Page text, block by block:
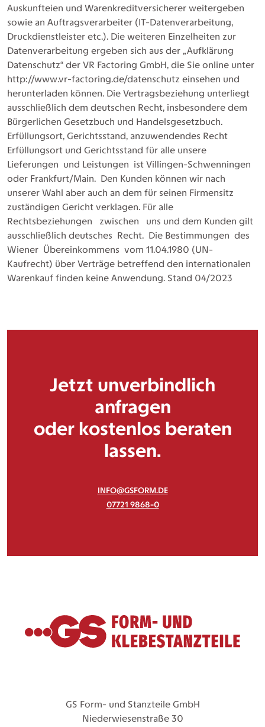
Auskunfteien und Warenkreditversicherer weitergeben
sowie an Auftragsverarbeiter (IT-Datenverarbeitung,
Druckdienstleister etc.). Die weiteren Einzelheiten zur
Datenverarbeitung ergeben sich aus der „Aufklärung
Datenschutz“ der VR Factoring GmbH, die Sie online unter
http://www.vr-factoring.de/datenschutz einsehen und
herunterladen können. Die Vertragsbeziehung unterliegt
ausschließlich dem deutschen Recht, insbesondere dem
Bürgerlichen Gesetzbuch und Handelsgesetzbuch.
Erfüllungsort, Gerichtsstand, anzuwendendes Recht
Erfüllungsort und Gerichtsstand für alle unsere
Lieferungen und Leistungen ist Villingen-Schwenningen
oder Frankfurt/Main. Den Kunden können wir nach
unserer Wahl aber auch an dem für seinen Firmensitz
zuständigen Gericht verklagen. Für alle
Rechtsbeziehungen zwischen uns und dem Kunden gilt
ausschließlich deutsches Recht. Die Bestimmungen des
Wiener Übereinkommens vom 11.04.1980 (UN-
Kaufrecht) über Verträge betreffend den internationalen
Warenkauf finden keine Anwendung. Stand 04/2023
Jetzt unverbindlich
anfragen
oder kostenlos beraten
lassen.
INFO@GSFORM.DE
07721 9868-0
GS Form- und Stanzteile GmbH
Niederwiesenstraße 30